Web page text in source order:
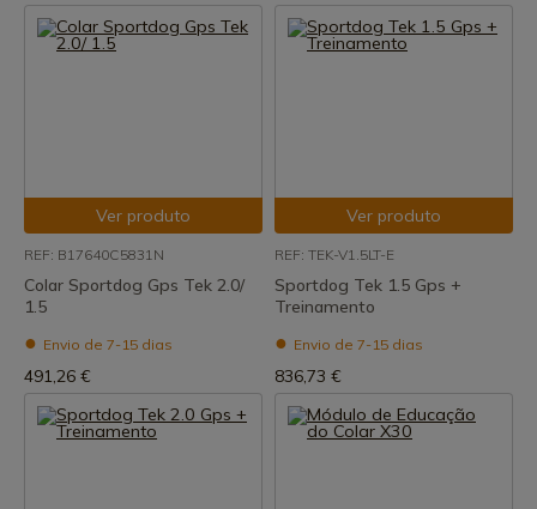
Ver produto
REF: B17640C5831N
Colar Sportdog Gps Tek 2.0/
1.5
Envio de 7-15 dias
491,26 €
Ver produto
REF: TEK-V1.5LT-E
Sportdog Tek 1.5 Gps +
Treinamento
Envio de 7-15 dias
836,73 €